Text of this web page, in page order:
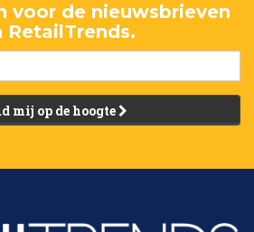
voor de nieuwsbrieven
RetailTrends.
mij op de hoogte